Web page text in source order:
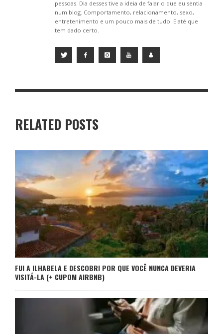
pessoas. Dia desses tive a ideia de falar o que eu sentia
num blog. Comportamento, relacionamento, sexo,
entretenimento e um pouco mais de tudo. E até que
tem dado certo.
RELATED POSTS
FUI A ILHABELA E DESCOBRI POR QUE VOCÊ NUNCA DEVERIA
VISITÁ-LA (+ CUPOM AIRBNB)